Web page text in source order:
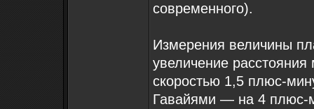
современного).
Измерения величины
увеличение
скоростью 1,5 плюс-
Гавайями — на 4 плюс-